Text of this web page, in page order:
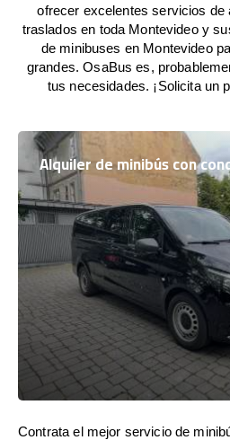
ofrecer excelentes servicios de
traslados en toda Montevideo y
de minibuses en Montevideo
grandes. OsaBus es,
tus necesidades. ¡Solicita un
Alquiler de minibús con
Contrata el mejor servicio de